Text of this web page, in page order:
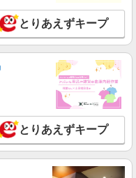
+゜ 入社祝い金10万円支
゜+゜・。○。・゜+゜
れる携帯販売
円（経験・能力による） ※
途支給（規定あり） ゜
○。・゜+゜ 入社祝い金10
+゜・。○。・゜+゜
の家電量販店
詳細を見る
とりあえずキープ
とりあえずキープ